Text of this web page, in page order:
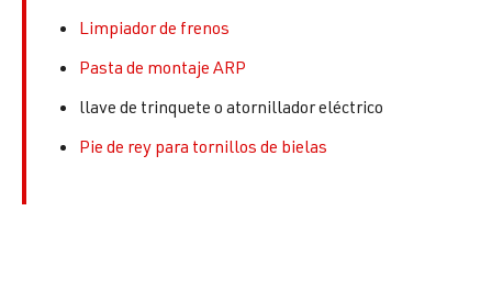
Limpiador de frenos
Pasta de montaje ARP
llave de trinquete o atornillador eléctrico
Pie de rey para tornillos de bielas